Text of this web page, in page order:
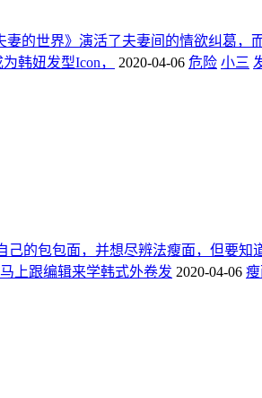
妻的世界》演活了夫妻间的情欲纠葛，
韩妞发型Icon，
2020-04-06 危险 小三
己的包包面，并想尽辨法瘦面，但要知
上跟编辑来学韩式外卷发 2020-04-06